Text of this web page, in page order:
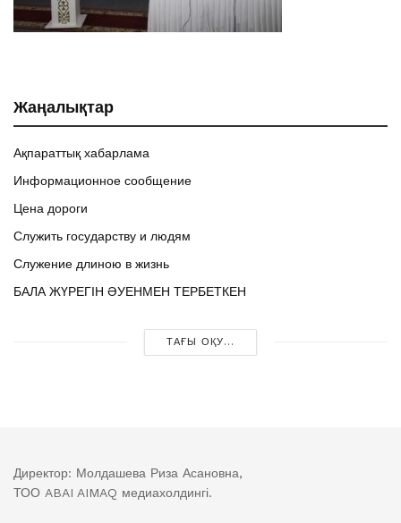
Жаңалықтар
Ақпараттық хабарлама
Информационное сообщение
Цена дороги
Служить государству и людям
Служение длиною в жизнь
БАЛА ЖҮРЕГІН ӘУЕНМЕН ТЕРБЕТКЕН
ТАҒЫ ОҚУ...
Директор: Молдашева Риза Асановна,
ТОО ABAI AIMAQ медиахолдингі.